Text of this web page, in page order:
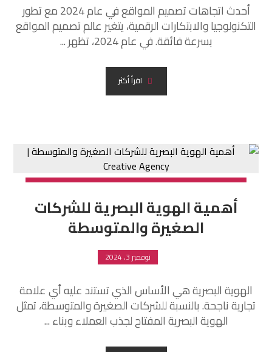
أحدث اتجاهات تصميم المواقع في عام 2024 مع تطور
التكنولوجيا والابتكارات الرقمية، يتغير عالم تصميم المواقع
بسرعة فائقة. في عام 2024، تظهر ...
اقرأ أكثر
أهمية الهوية البصرية للشركات
الصغيرة والمتوسطة
نوفمبر 3, 2024
الهوية البصرية هي الأساس الذي تستند عليه أي علامة
تجارية ناجحة. بالنسبة للشركات الصغيرة والمتوسطة، تمثل
الهوية البصرية المفتاح لجذب العملاء وبناء ...